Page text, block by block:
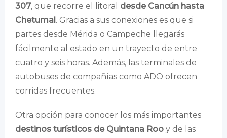
307, que recorre el litoral desde Cancún hasta
Chetumal. Gracias a sus conexiones es que si
partes desde Mérida o Campeche llegarás
fácilmente al estado en un trayecto de entre
cuatro y seis horas. Además, las terminales de
autobuses de compañías como ADO ofrecen
corridas frecuentes.
Otra opción para conocer los más importantes
destinos turísticos de Quintana Roo y de las